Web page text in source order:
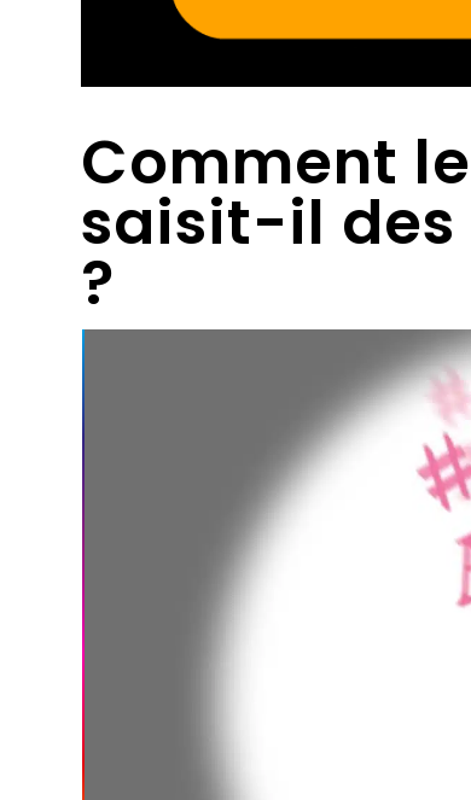
Comment
saisit-il des
?